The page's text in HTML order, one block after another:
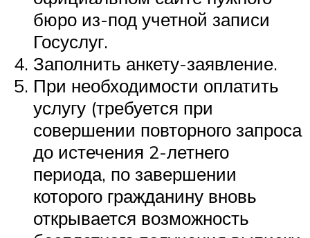
бюро из-под учетной записи
Госуслуг.
Заполнить анкету-заявление.
При необходимости оплатить
услугу (требуется при
совершении повторного запроса
до истечения 2-летнего
периода, по завершении
которого гражданину вновь
открывается возможность